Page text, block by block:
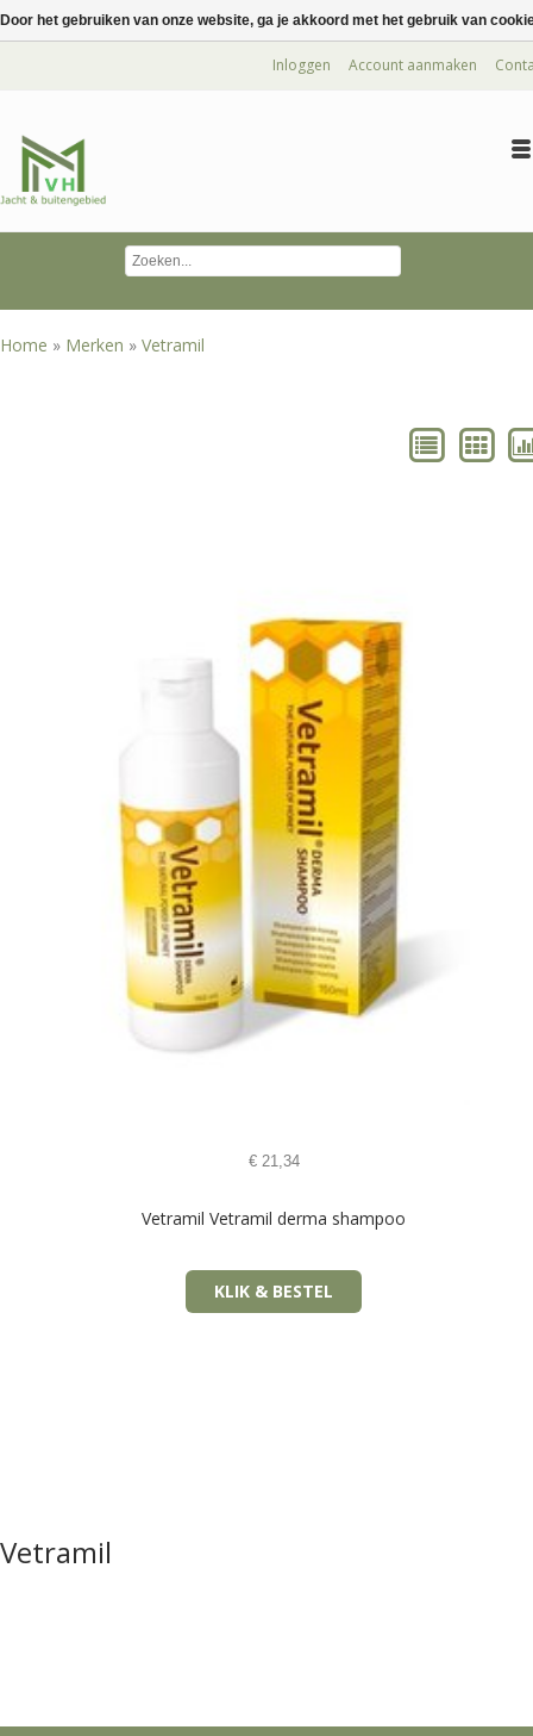
Inloggen Account aanmaken
Home » Merken » Vetramil
€21,34
Vetramil Vetramil derma shampoo
KLIK & BESTEL
Vetramil
Door het gebruiken van onze website, ga je akkoord met het gebruik van